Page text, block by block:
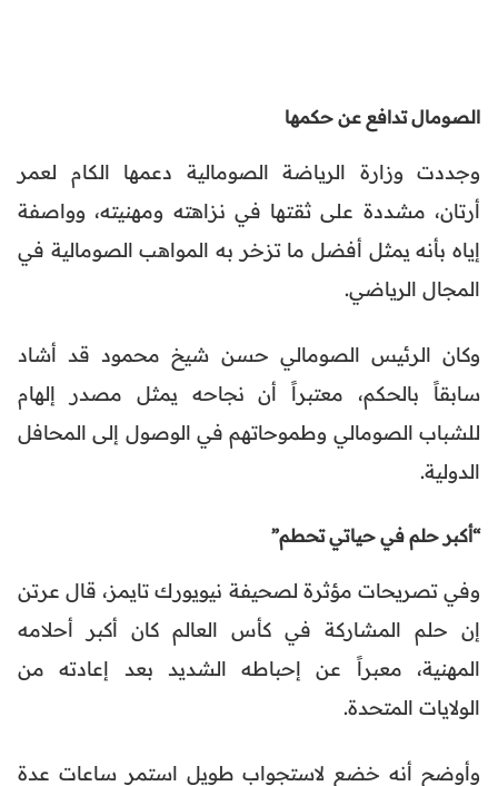
الصومال تدافع عن حكمها
وجددت وزارة الرياضة الصومالية دعمها الكام لعمر
أرتان، مشددة على ثقتها في نزاهته ومهنيته، وواصفة
إياه بأنه يمثل أفضل ما تزخر به المواهب الصومالية في
المجال الرياضي.
وكان الرئيس الصومالي حسن شيخ محمود قد أشاد
سابقاً بالحكم، معتبراً أن نجاحه يمثل مصدر إلهام
للشباب الصومالي وطموحاتهم في الوصول إلى المحافل
الدولية.
“أكبر حلم في حياتي تحطم”
وفي تصريحات مؤثرة لصحيفة نيويورك تايمز، قال عرتن
إن حلم المشاركة في كأس العالم كان أكبر أحلامه
المهنية، معبراً عن إحباطه الشديد بعد إعادته من
الولايات المتحدة.
وأوضح أنه خضع لاستجواب طويل استمر ساعات عدة